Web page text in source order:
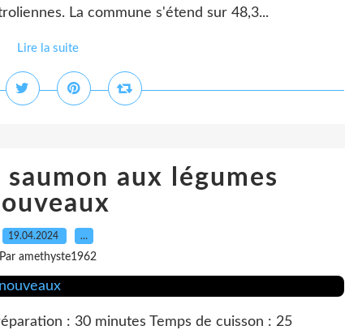
La commune s'étend sur 48,3...
Lire la suite
aux légumes
19.04.2024 …
Par amethyste1962
: 30 minutes Temps de cuisson : 25